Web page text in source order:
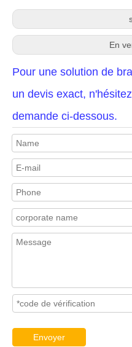
En
Pour une solution de
un devis exact,
demande ci-dessous.
Envoyer